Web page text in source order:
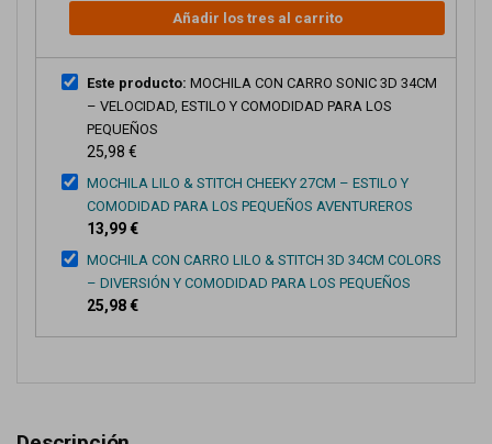
Añadir los tres al carrito
Este producto: MOCHILA CON CARRO SONIC 3D 34CM
– VELOCIDAD, ESTILO Y COMODIDAD PARA LOS
PEQUEÑOS
25,98 €
MOCHILA LILO & STITCH CHEEKY 27CM – ESTILO Y
COMODIDAD PARA LOS PEQUEÑOS AVENTUREROS
13,99 €
MOCHILA CON CARRO LILO & STITCH 3D 34CM COLORS
– DIVERSIÓN Y COMODIDAD PARA LOS PEQUEÑOS
25,98 €